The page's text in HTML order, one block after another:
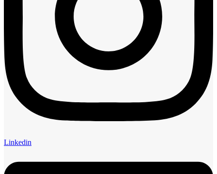
Linkedin